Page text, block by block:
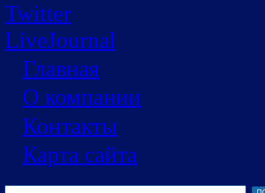
Twitter
LiveJournal
Главная
О компании
Контакты
Карта сайта